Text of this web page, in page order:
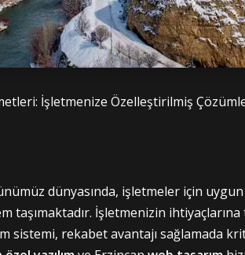
İşletmenize Özelleştirilmiş
dünyasında, işletmeler için uygun
taşımaktadır. İşletmenizin
sistemi, rekabet avantajı sağlamada